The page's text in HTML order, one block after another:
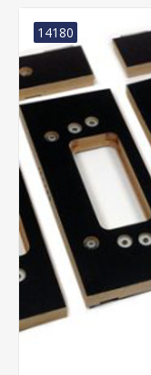
14180